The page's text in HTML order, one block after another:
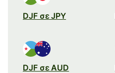
DJF σε JPY
DJF σε AUD